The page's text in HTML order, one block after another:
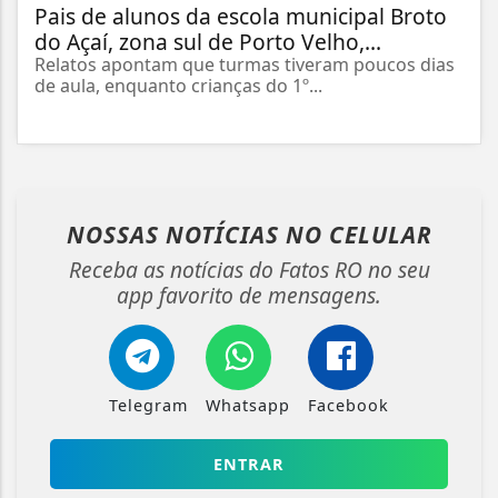
Pais de alunos da escola municipal Broto
do Açaí, zona sul de Porto Velho,...
Relatos apontam que turmas tiveram poucos dias
de aula, enquanto crianças do 1º...
NOSSAS NOTÍCIAS NO CELULAR
Receba as notícias do Fatos RO no seu
app favorito de mensagens.
Telegram Whatsapp Facebook
ENTRAR